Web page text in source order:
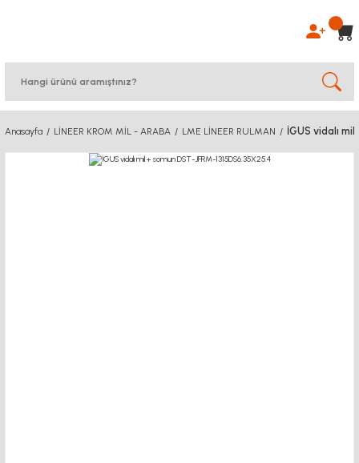
Anasayfa LİNEER KROM MİL - ARABA LME LİNEER RULMAN İGUS vidalı